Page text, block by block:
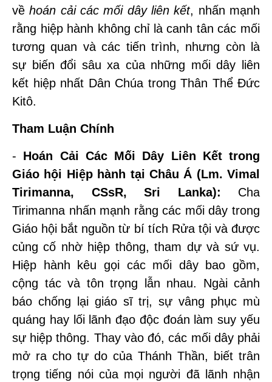
vềhoán cải các mối dây liên kết, nhấn mạnh
rằng hiệp hành không chỉ là canh tân các mối
tương quan và các tiến trình, nhưng còn là
sự biến đổi sâu xa của những mối dây liên
kết hiệp nhất Dân Chúa trong Thân Thể Đức
Kitô.
Tham Luận Chính
- Hoán Cải Các Mối Dây Liên Kết trong
Giáo hội Hiệp hành tại Châu Á (Lm. Vimal
Tirimanna, CSsR, Sri Lanka): Cha
Tirimanna nhấn mạnh rằng các mối dây trong
Giáo hội bắt nguồn từ bí tích Rửa tội và được
củng cố nhờ hiệp thông, tham dự và sứ vụ.
Hiệp hành kêu gọi các mối dây bao gồm,
cộng tác và tôn trọng lẫn nhau. Ngài cảnh
báo chống lại giáo sĩ trị, sự vâng phục mù
quáng hay lối lãnh đạo độc đoán làm suy yếu
sự hiệp thông. Thay vào đó, các mối dây phải
mở ra cho tự do của Thánh Thần, biết trân
trọng tiếng nói của mọi người đã lãnh nhận